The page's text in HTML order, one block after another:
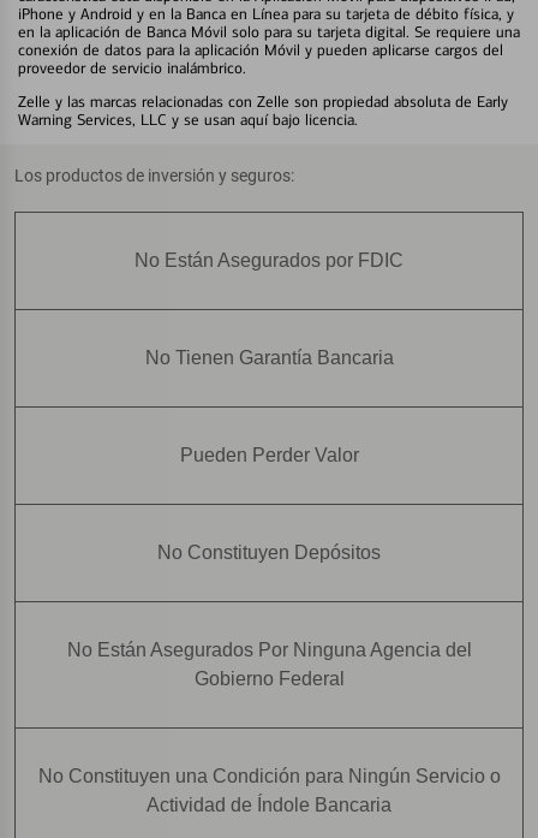
iPhone y Android y en la Banca en Línea para su tarjeta de débito física, y
en la aplicación de Banca Móvil solo para su tarjeta digital. Se requiere una
conexión de datos para la aplicación Móvil y pueden aplicarse cargos del
proveedor de servicio inalámbrico.
Zelle y las marcas relacionadas con Zelle son propiedad absoluta de Early
Warning Services, LLC y se usan aquí bajo licencia.
Los productos de inversión y seguros:
No Están Asegurados por FDIC
No Tienen Garantía Bancaria
Pueden Perder Valor
No Constituyen Depósitos
No Están Asegurados Por Ninguna Agencia del
Gobierno Federal
No Constituyen una Condición para Ningún Servicio o
Actividad de Índole Bancaria